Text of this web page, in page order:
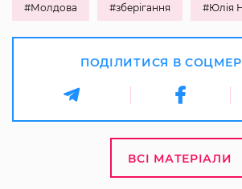
#Молдова #зберігання #Юлія
ПОДІЛИТИСЯ В
ВСІ МАТЕРІАЛИ